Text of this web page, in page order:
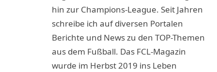
hin zur Champions-League. Seit Jahren
schreibe ich auf diversen Portalen
Berichte und News zu den TOP-Themen
aus dem Fußball. Das FCL-Magazin
wurde im Herbst 2019 ins Leben